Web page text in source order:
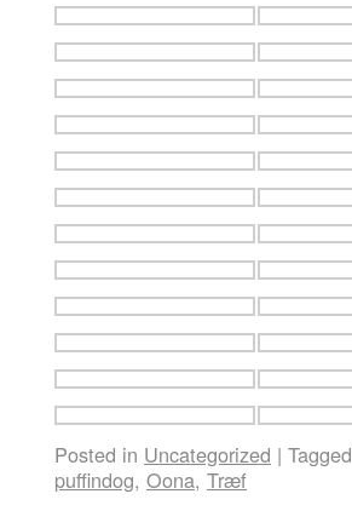
Posted in Uncategorized | Tagged
puffindog, Oona, Træf